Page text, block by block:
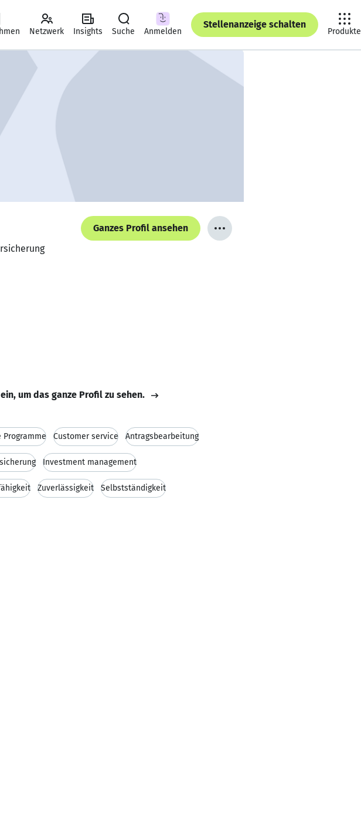
Netzwerk Insights Suche Anmelden
Stellenanzeige schalten
Produkte
Ganzes Profil ansehen
um das ganze Profil zu sehen.
Programme Customer service Antragsbearbeitung
Investment management
Zuverlässigkeit Selbstständigkeit